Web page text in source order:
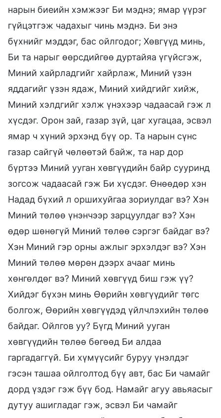
нарын биеийн хэмжээг Би мэднэ; ямар үүрэг
гүйцэтгэж чадахыг чинь мэднэ. Би энэ
бүхнийг мэддэг, бас ойлгодог; Хөвгүүд минь,
Би та нарыг өөрсдийгөө дуртайяа үгүйсгэж,
Миний хайрладгийг хайрлаж, Миний үзэн
яддагийг үзэн ядаж, Миний хийдгийг хийж,
Миний хэлдгийг хэлж үнэхээр чадаасай гэж л
хүсдэг. Орон зай, газар зүй, цаг хугацаа, эсвэл
ямар ч хүний эрхэнд бүү ор. Та нарын сүнс
газар сайгүй чөлөөтэй байж, та нар дор
бүртээ Миний ууган хөвгүүдийн байр сууринд
зогсож чадаасай гэж Би хүсдэг. Өнөөдөр хэн
Надад бүхий л оршихуйгаа зориулдаг вэ? Хэн
Миний төлөө үнэнчээр зарцуулдаг вэ? Хэн
өдөр шөнөгүй Миний төлөө сэргэг байдаг вэ?
Хэн Миний гэр орны ажлыг эрхэлдэг вэ? Хэн
Миний төлөө мөрөн дээрх ачааг минь
хөнгөлдөг вэ? Миний хөвгүүд биш гэж үү?
Хийдэг бүхэн минь Өөрийн хөвгүүдийг төгс
болгож, Өөрийн хөвгүүдэд үйлчлэхийн төлөө
байдаг. Ойлгов уу? Бүгд Миний ууган
хөвгүүдийн төлөө бөгөөд Би алдаа
гаргадаггүй. Би хүмүүсийг буруу үнэлдэг
гэсэн ташаа ойлголтод бүү авт, бас Би чамайг
дорд үздэг гэж бүү бод. Намайг агуу авьяасыг
дутуу ашигладаг гэж, эсвэл Би чамайг